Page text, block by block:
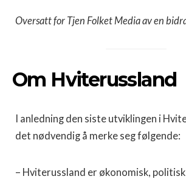
Oversatt for Tjen Folket Media av en
Om Hviterussland
I anledning den siste utviklingen i
det nødvendig å merke seg følgende:
– Hviterussland er økonomisk,